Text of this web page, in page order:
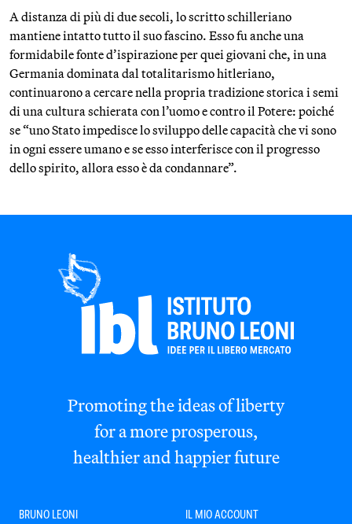
A distanza di più di due secoli, lo scritto schilleriano
mantiene intatto tutto il suo fascino. Esso fu anche una
formidabile fonte d’ispirazione per quei giovani che, in una
Germania dominata dal totalitarismo hitleriano,
continuarono a cercare nella propria tradizione storica i semi
di una cultura schierata con l’uomo e contro il Potere: poiché
se “uno Stato impedisce lo sviluppo delle capacità che vi sono
in ogni essere umano e se esso interferisce con il progresso
dello spirito, allora esso è da condannare”.
Promoting the ideas of liberty
for a more prosperous,
healthier and happier future
BRUNO LEONI
IL MIO ACCOUNT